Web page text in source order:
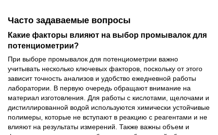
Часто задаваемые вопросы
Какие факторы влияют на выбор промывалок для
потенциометрии?
При выборе промывалок для потенциометрии важно
учитывать несколько ключевых факторов, поскольку от этого
зависит точность анализов и удобство ежедневной работы
лаборатории. В первую очередь обращают внимание на
материал изготовления. Для работы с кислотами, щелочами и
дистиллированной водой используются химически устойчивые
полимеры, которые не вступают в реакцию с реагентами и не
влияют на результаты измерений. Также важны объем и